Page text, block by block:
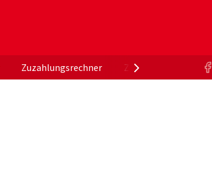
Zuzahlungsrechner Zuzahlungsbefreiung